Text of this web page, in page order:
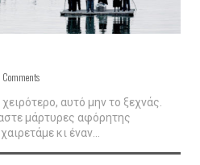
Comments
αυτό μην το ξεχνάς.
μάρτυρες αφόρητης
κι έναν...